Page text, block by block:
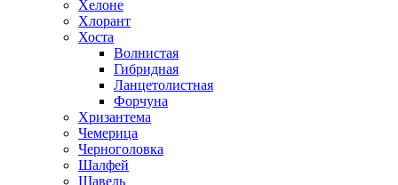
Хелоне
Хлорант
Хоста
Волнистая
Гибридная
Ланцетолистная
Форчуна
Хризантема
Чемерица
Черноголовка
Шалфей
Щавель